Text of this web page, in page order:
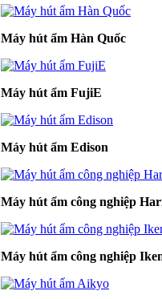
Máy hút ẩm Hàn Quốc
Máy hút ẩm FujiE
Máy hút ẩm Edison
Máy hút ẩm công nghiệp
Máy hút ẩm công nghiệp